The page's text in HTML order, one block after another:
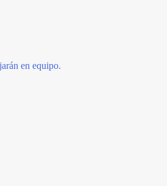
en equipo.